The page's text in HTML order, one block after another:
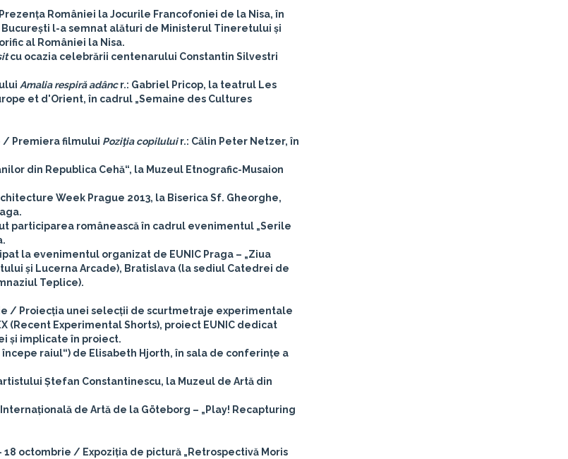
României la Jocurile Francofoniei de la Nisa, în
l-a semnat alături de Ministerul Tineretului și
al României la Nisa.
cu ocazia celebrării centenarului Constantin Silvestri
Amalia respiră adâncr.: Gabriel Pricop, la teatrul Les
et d'Orient, în cadrul „Semaine des Cultures
/ Premiera filmului Poziţia copiluluir.: Călin Peter Netzer, în
din Republica Cehă“, la Muzeul Etnografic-Musaion
Week Prague 2013, la Biserica Sf. Gheorghe,
participarea românească în cadrul evenimentul „Serile
la evenimentul organizat de EUNIC Praga – „Ziua
și Lucerna Arcade), Bratislava (la sediul Catedrei de
Teplice).
/ Proiecția unei selecții de scurtmetraje experimentale
(Recent Experimental Shorts), proiect EUNIC dedicat
și implicate în proiect.
raiul“) de Elisabeth Hjorth, în sala de conferințe a
Ștefan Constantinescu, la Muzeul de Artă din
de Artă de la Göteborg – „Play! Recapturing
18 octombrie / Expoziția de pictură „Retrospectivă Moris